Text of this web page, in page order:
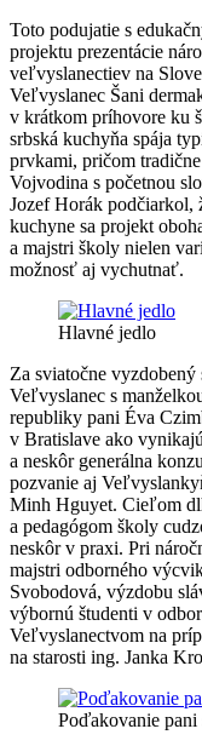
Toto podujatie s
projektu prezentácie
veľvyslanectiev na
Veľvyslanec Šani
v krátkom príhovore ku
srbská kuchyňa spája
prvkami, pričom
Vojvodina s početnou
Jozef Horák podčiarkol,
kuchyne sa projekt
a majstri školy nielen
možnosť aj vychutnať.
Hlavné jedlo
Za sviatočne vyzdobený
Veľvyslanec s
republiky pani Éva
v Bratislave ako
a neskôr generálna
pozvanie aj
Minh Hguyet. Cieľom
a pedagógom školy
neskôr v praxi. Pri
majstri odborného
Svobodová, výzdobu
výbornú študenti v
Veľvyslanectvom na
na starosti ing. Janka
Poďakovanie pani